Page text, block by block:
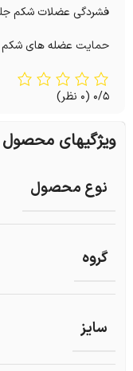
فشردگی عضلات شکم
حمایت عضله های شکم
0/5 (0 نظر)
ویژگیهای محصول
نوع محصول
گروه
سایز